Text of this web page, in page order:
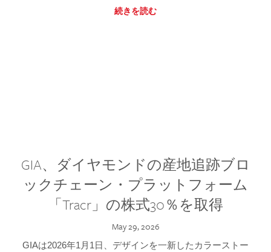
続きを読む
GIA、ダイヤモンドの産地追跡ブロ
ックチェーン・プラットフォーム
「Tracr」の株式30％を取得
May 29, 2026
GIAは2026年1月1日、デザインを一新したカラーストー